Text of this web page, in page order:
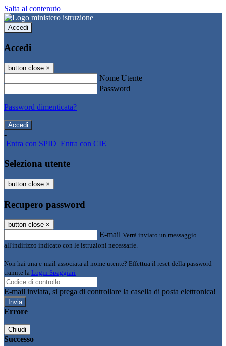
Salta al contenuto
Accedi
Accedi
button close ×
Nome Utente
Password
Password dimenticata?
-
Entra con SPID Entra con CIE
Seleziona utente
button close ×
Recupero password
button close ×
E-mail Verrà inviato un messaggio
all'indirizzo indicato con le istruzioni necessarie.
Non hai una e-mail associata al nome utente? Effettua il reset della password
tramite la Login Spaggiari
E-mail inviata, si prega di controllare la casella di posta elettronica!
Errore
Chiudi
Successo